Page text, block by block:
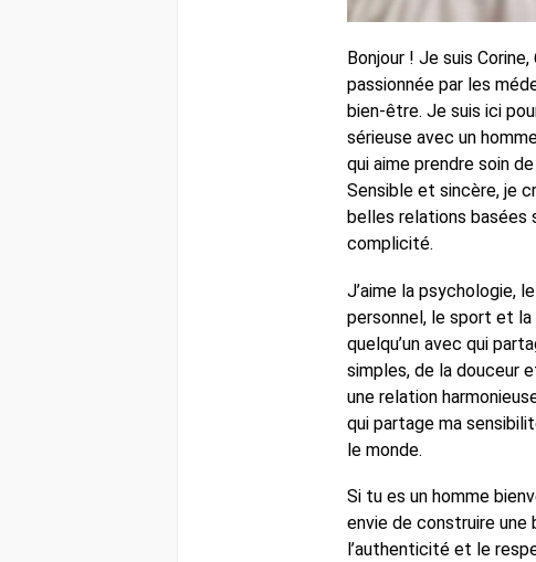
Bonjour ! Je suis
passionnée par les
bien-être. Je suis ici
sérieuse avec un
qui aime prendre soin
Sensible et sincère, je
belles relations basées
complicité.
J’aime la psychologie,
personnel, le sport et
quelqu’un avec qui
simples, de la douceur
une relation
qui partage ma
le monde.
Si tu es un homme
envie de construire une
l’authenticité et le